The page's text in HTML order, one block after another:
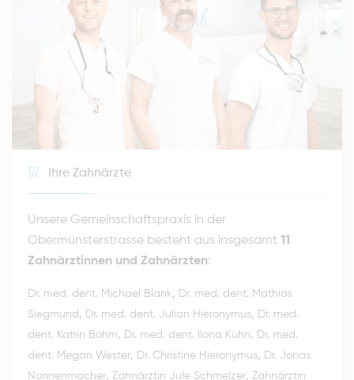
Ihre Zahnärzte
Unsere Gemeinschaftspraxis in der
Obermünsterstrasse besteht aus insgesamt 11
Zahnärztinnen und Zahnärzten:
Dr. med. dent. Michael Blank, Dr. med. dent. Mathias
Siegmund , Dr. med. dent. Julian Hieronymus, Dr. med.
dent. Katrin Böhm, Dr. med. dent. Ilona Kühn, Dr. med.
dent. Megan Wester, Dr. Christine Hieronymus, Dr. Jonas
Nonnenmacher, Zahnärztin Jule Schmelzer, Zahnärztin